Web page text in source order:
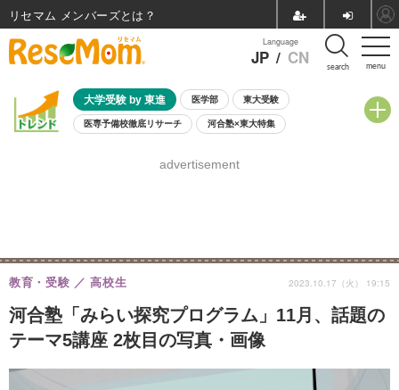
menu
Language
JP / CN search
大学受験 by 東進 医学部 東大受験
医専予備校徹底リサーチ 河合塾×東大特集
8月開催学校説明会・相談会
advertisement
河合塾「みらい探究プログラム」11月、話題の
テーマ5講座 2枚目の写真・画像
教育・受験 高校生 2023.10.17（火） 19:15
リセマム メンバーズ